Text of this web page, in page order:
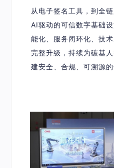
从电子签名工具，到全
AI驱动的可信数字基础
能化、服务闭环化、技
完整升级，持续为碳基
建安全、合规、可溯源的